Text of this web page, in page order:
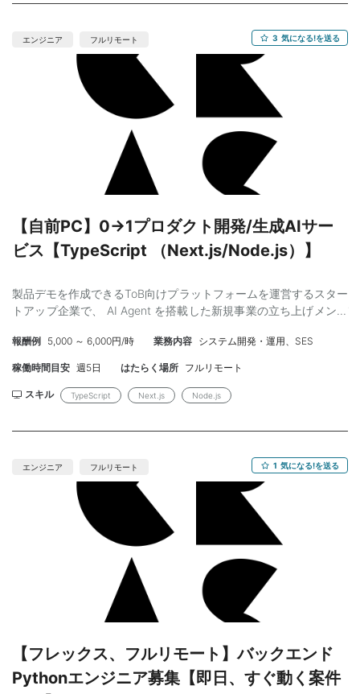
開発 ・SfM（Structure from Motion）処理やデータ解析パイプラ
インの設計 ・利用者側向けの予約・スケジューリング・シェアリ
ング機能の設計・実装 ・複雑なユースケースを踏まえたDBスキー
マ設計 ・開発チーム（フロント／バック）との仕様連携・推進 ・
CPOとの仕様ディスカッション、技術実装面の落とし込み 【対象
となるプロダクト】 ・産業用ドローンの飛行制御アプリ（ゲーム
画面のような感じです） ・撮影データの活用アプリ（独自開発の
AIを用いた画像処理、外観検査アプリ） 【開発スタイル】 ・アジ
ャイル(2週間スプリントのスクラム開発) 【言語】
Typescript（Node.js）、GraphQL React /
／DynamoDB 【インフラ】AWS（Fargate, Lambda, S3,
CloudFront, RDS, DynamoDB, IoT Core） 【CI/CD】GitHub
Actions / CodePipeline 【構成管理】Severless Framework／
Notion / Slack 必須 ・アーキテクチャ設計が可能な方（AWSのア
ーキテクト図を描ける 方） ・サーバーサイド開発経験（3年以
Gateway構成環境での経験 歓迎 ・TypeScript / Python / Go /
験 【条件】 ・単価（税別）：100万-150万円 ・就業時間：9:00～
18:00 （子育て中のメンバーもいてフレキシブルな稼働に理解あ
る現場） ・精算幅：140−180H /月 ・リモート：フルリモート ・
も親切で組織の雰囲気がとてもよいです。エンジニアの方に『将
来どういうことやっていきたいですか？それに近いお仕事をお任
せできるようにしたいので』と温かいお言葉をかけてくださるよ
うな担当者様です。 弊社から稼働いただいているエンジニア様か
らも「人間関係がとにかく良い！」「育児都合での中抜けも快く
受け入れてくださる」等お声をいただいています。
エンジニア フルリモート 3 気になる!を送る
【自前PC】0→1プロダクト開発/生成AIサー
ビス【TypeScript （Next.js/Node.js）】
製品デモを作成できるToB向けプラットフォームを運営するスター
トアップ企業で、 AI Agent を搭載した新規事業の立ち上げメンバ
計から実装まで一貫してリードいただける方を探しております！
■詳細 ・Full TypeScript（Next.js/Node.js）でのフロントエン
ル選定、精度改善の反復検証 ・Google Cloud（Cloud Run ）をベ
ドとの折衝 ■必須スキル ・TypeScript でのフロントエンド/バッ
経験 ◾️歓迎スキル ・LLM 、RAG、AI Agent フレームワーク
（Mastra 等）のご経験 （必須ではありません） ◾️開発環境 ・言
語/フレームワーク: TypeScript, Next.js, Node.js ・AI/LLM:
GPT/Claude/Gemini、Mastra、RAG、ベクターストア ・インフラ:
Google Cloud（Cloud Run 中心）、AWS も可 ・開発プロセス: 少
人数での高速な仮説検証（ディスカバリー→検証→実装） ・コラ
ボレーション: PdM/ビジネスサイドと直接連携 ■環境・条件 ・開
始：随時募集しておりますので即日でも先付け開始でも可能で
す！ ・単価：80万円〜90万円（税抜） ・契約：業務委託契約
（準委任契約） ・精算：あり（140-180h/中間割） ・稼働：週5
め、翌々月5日払い（ご相談可）
報酬例 5,000 ～ 6,000円/時 業務内容 システム開発・運用、SES
稼働時間目安 週5日 はたらく場所 フルリモート
スキル TypeScript Next.js Node.js
エンジニア フルリモート 1 気になる!を送る
【フレックス、フルリモート】バックエンド
Pythonエンジニア募集【即日、すぐ動く案件